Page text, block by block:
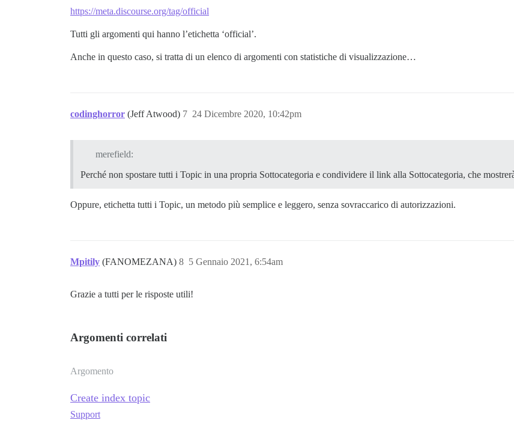
https://meta.discourse.org/tag/official
Tutti gli argomenti qui hanno l’etichetta ‘official’.
Anche in questo caso, si tratta di un elenco di argomenti con statistiche di visualizzazione…
codinghorror (Jeff Atwood) 24 Dicembre 2020, 10:42pm
7
merefield:
Perché non spostare tutti i Topic in una propria Sottocategoria e condividere il link alla Sottocategoria, che
Oppure, etichetta tutti i Topic, un metodo più semplice e leggero, senza sovraccarico di autorizzazioni.
Mpitily (FANOMEZANA) 5 Gennaio 2021, 6:54am
8
Grazie a tutti per le risposte utili!
Argomenti correlati
Argomento
Create index topic
Support